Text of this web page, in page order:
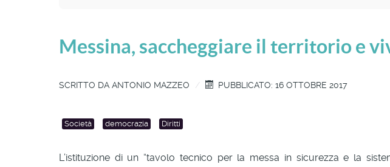
Messina, saccheggiare il territorio e
SCRITTO DA ANTONIO MAZZEO PUBBLICATO: 16 OTTOBRE 2017
Società democrazia Diritti
L’istituzione di un “tavolo tecnico per la messa in sicurezza e la